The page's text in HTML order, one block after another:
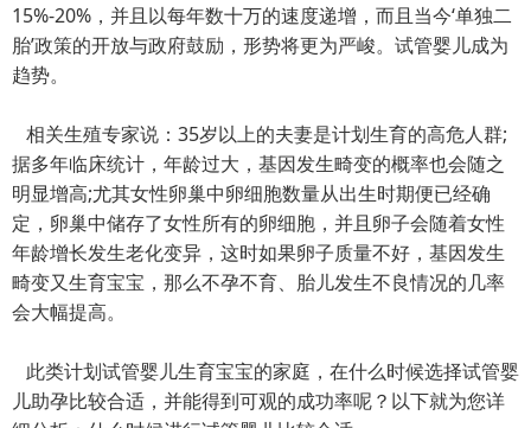
15%-20%，并且以每年数十万的速度递增，而且当今‘单独二
胎’政策的开放与政府鼓励，形势将更为严峻。试管婴儿成为
趋势。
相关生殖专家说：35岁以上的夫妻是计划生育的高危人群;
据多年临床统计，年龄过大，基因发生畸变的概率也会随之
明显增高;尤其女性卵巢中卵细胞数量从出生时期便已经确
定，卵巢中储存了女性所有的卵细胞，并且卵子会随着女性
年龄增长发生老化变异，这时如果卵子质量不好，基因发生
畸变又生育宝宝，那么不孕不育、胎儿发生不良情况的几率
会大幅提高。
此类计划试管婴儿生育宝宝的家庭，在什么时候选择试管婴
儿助孕比较合适，并能得到可观的成功率呢？以下就为您详